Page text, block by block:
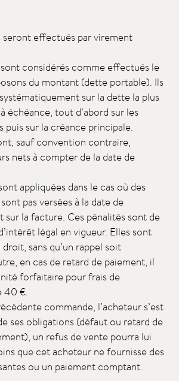
seront effectués par virement
considérés comme effectués le
du montant (dette portable). Ils
sur la dette la plus
échéance, tout d’abord sur les
puis sur la créance principale.
sauf convention contraire,
nets à compter de la date de
appliquées dans le cas où des
pas versées à la date de
sur la facture. Ces pénalités sont de
légal en vigueur. Elles sont
sans qu’un rappel soit
en cas de retard de paiement, il
forfaitaire pour frais de
40 €.
commande, l’acheteur s’est
ses obligations (défaut ou retard de
un refus de vente pourra lui
que cet acheteur ne fournisse des
ou un paiement comptant.